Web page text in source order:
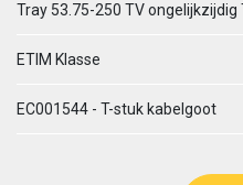
Tray 53.75-250 TV ongelijkzijdig
ETIM Klasse
EC001544 - T-stuk kabelgoot